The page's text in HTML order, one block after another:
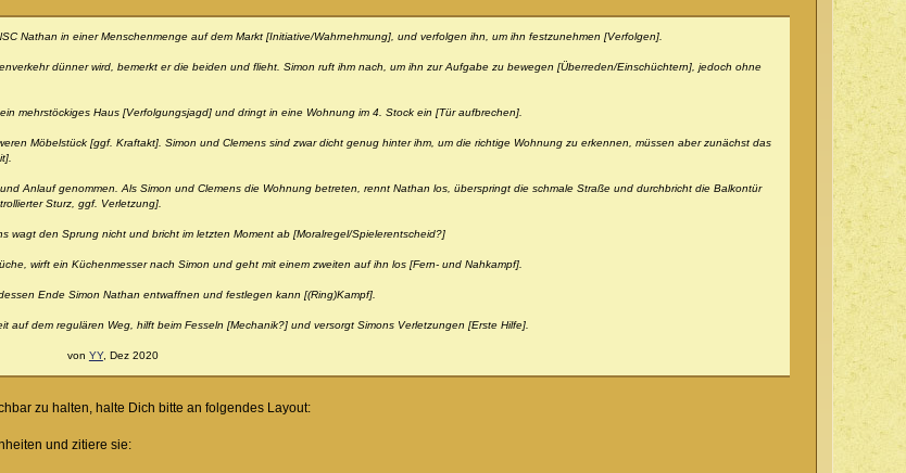
Nathan in einer Menschenmenge auf dem Markt [Initiative/Wahrnehmung], und verfolgen ihn, um ihn festzunehmen [Verfolgen].
dünner wird, bemerkt er die beiden und flieht. Simon ruft ihm nach, um ihn zur Aufgabe zu bewegen [Überreden/Einschüchtern], jedoch ohne
mehrstöckiges Haus [Verfolgungsjagd] und dringt in eine Wohnung im 4. Stock ein [Tür aufbrechen].
Möbelstück [ggf. Kraftakt]. Simon und Clemens sind zwar dicht genug hinter ihm, um die richtige Wohnung zu erkennen, müssen aber zunächst das
Anlauf genommen. Als Simon und Clemens die Wohnung betreten, rennt Nathan los, überspringt die schmale Straße und durchbricht die Balkontür
Sturz, ggf. Verletzung].
wagt den Sprung nicht und bricht im letzten Moment ab [Moralregel/Spielerentscheid?]
wirft ein Küchenmesser nach Simon und geht mit einem zweiten auf ihn los [Fern- und Nahkampf].
Ende Simon Nathan entwaffnen und festlegen kann [(Ring)Kampf].
auf dem regulären Weg, hilft beim Fesseln [Mechanik?] und versorgt Simons Verletzungen [Erste Hilfe].
YY, Dez 2020
zu halten, halte Dich bitte an folgendes Layout:
und zitiere sie: